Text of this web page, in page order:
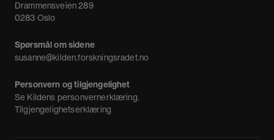
Drammensveien 289
0283 Oslo
Spørsmål om sidene
susanne@kilden.forskningsradet.no
Personvern og tilgjengelighet
Se Kildens personvernerklæring.
Tilgjengelighetserklæring